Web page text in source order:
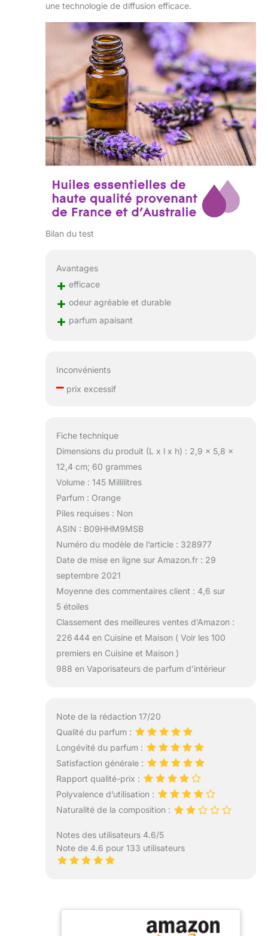
une technologie de diffusion efficace.
Bilan du test
Avantages
+ efficace
+ odeur agréable et durable
+ parfum apaisant
Inconvénients
–prix excessif
Fiche technique
Dimensions du produit (L x l x h) : 2,9 x 5,8 x
12,4 cm; 60 grammes
Volume : 145 Millilitres
Parfum : Orange
Piles requises : Non
ASIN : B09HHM9MSB
Numéro du modèle de l’article : 328977
Date de mise en ligne sur Amazon.fr : 29
septembre 2021
Moyenne des commentaires client : 4,6 sur
5 étoiles
Classement des meilleures ventes d’Amazon :
226 444 en Cuisine et Maison ( Voir les 100
premiers en Cuisine et Maison )
988 en Vaporisateurs de parfum d’intérieur
Note de la rédaction 17/20
Qualité du parfum :
Longévité du parfum :
Satisfaction générale :
Rapport qualité-prix :
Polyvalence d’utilisation :
Naturalité de la composition :
Notes des utilisateurs 4.6/5
Note de 4.6 pour 133 utilisateurs